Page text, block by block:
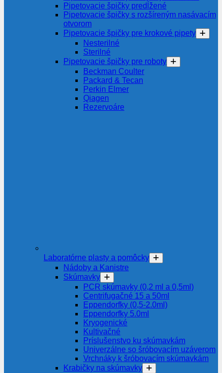
Pipetovacie špičky predĺžené
Pipetovacie špičky s rozšíreným nasávacím
otvorom
Pipetovacie špičky pre krokové pipety
Nesterilné
Sterilné
Pipetovacie špičky pre roboty
Beckman Coulter
Packard & Tecan
Perkin Elmer
Qiagen
Rezervoáre
Laboratórne plasty a pomôcky
Nádoby a Kanistre
Skúmavky
PCR skúmavky (0,2 ml a 0,5ml)
Centrifugačné 15 a 50ml
Eppendorfky (0,5-2.0ml)
Eppendorfky 5.0ml
Kryogenické
Kultivačné
Príslušenstvo ku skúmavkám
Univerzálne so šróbovacím uzáverom
Vrchnáky k šróbovacím skúmavkám
Krabičky na skúmavky